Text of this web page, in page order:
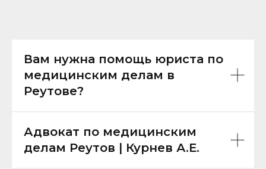
Вам нужна помощь юриста по
медицинским делам в
Реутове?
Адвокат по медицинским
делам Реутов | Курнев А.Е.